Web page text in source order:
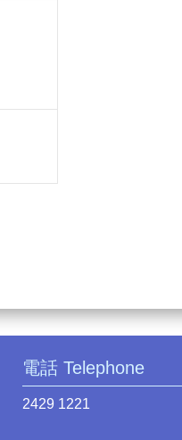
電話 Telephone
2429 1221